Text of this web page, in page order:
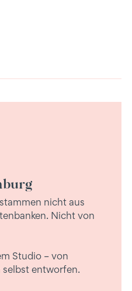
nicht aus
Nicht von
Studio – von
selbst entworfen.